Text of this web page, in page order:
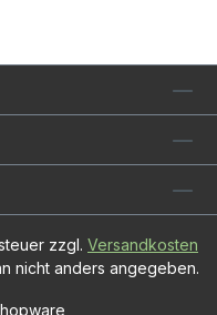
zzgl. Versandkosten
nicht anders angegeben.